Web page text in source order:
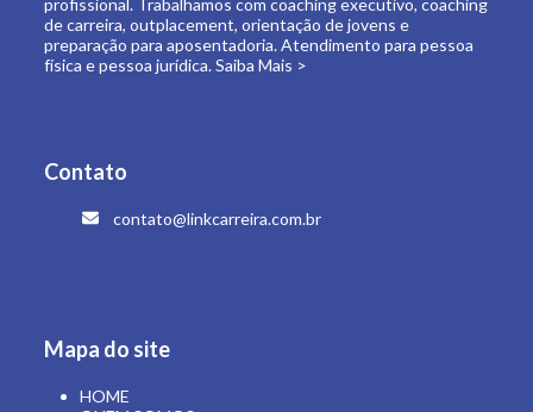
Contato
Mapa do site
E-BOOKS
ARTIGOS
CONTATO
ÁREA RESTRITA